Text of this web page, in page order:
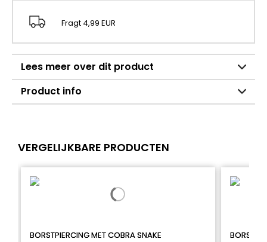
Fragt 4,99 EUR
Lees meer over dit product
Product info
VERGELIJKBARE PRODUCTEN
BORSTPIERCING MET COBRA SNAKE